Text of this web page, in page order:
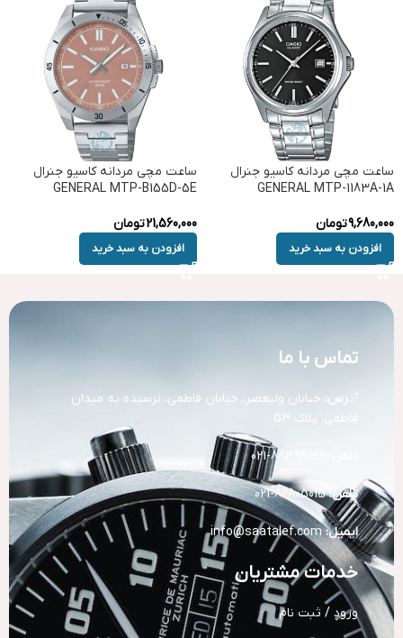
ساعت مچی مردانه کاسیو جنرال
GENERAL MTP-1183A-1A
9,680,000تومان
افزودن به سبد خرید
ساعت مچی مردانه کاسیو جنرال
GENERAL MTP-B155D-5E
21,560,000تومان
افزودن به سبد خرید
تماس با ما
رس: خیابان ولیعصر، خیابان فاطمی، نرسیده به میدان
فاطمی، پلاک 53
تلفن:82805015-021
ایمیل: info@saatalef.com
خدمات مشتریان
ورود / ثبت نام